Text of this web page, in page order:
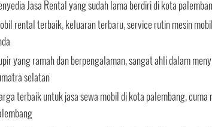
Jasa Rental yang sudah lama berdiri di kota
rental terbaik, keluaran terbaru, service rutin mesin
yang ramah dan berpengalaman, sangat ahli dalam
selatan
terbaik untuk jasa sewa mobil di kota palembang,